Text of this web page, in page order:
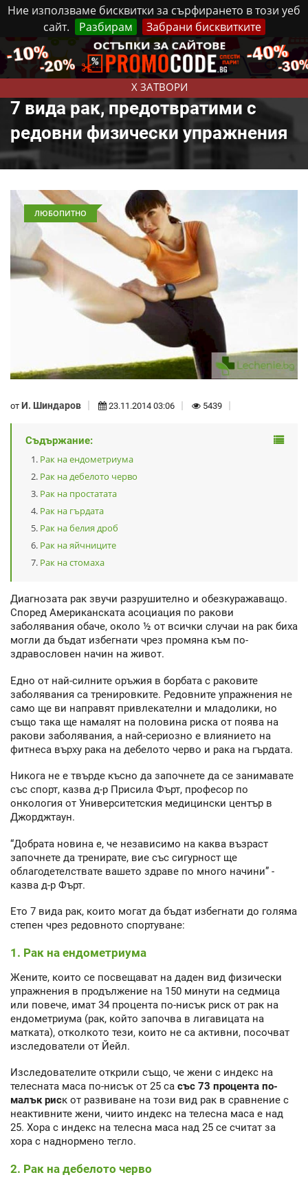
Ние използваме бисквитки за сърфирането в този уеб
сайт.
Разбирам Забрани бисквитките
X ЗАТВОРИ
Събота, 8 Август, 2026 Реклама Контакти
7 вида рак, предотвратими с
редовни физически упражнения
ЛЮБОПИТНО
от И. Шиндаров 23.11.2014 03:06 5439
Съдържание:
Рак на ендометриума
Рак на дебелото черво
Рак на простатата
Рак на гърдата
Рак на белия дроб
Рак на яйчниците
Рак на стомаха
Диагнозата рак звучи разрушително и обезкуражаващо.
Според Американската асоциация по ракови
заболявания обаче, около ½ от всички случаи на рак биха
могли да бъдат избегнати чрез промяна към по-
здравословен начин на живот.
Едно от най-силните оръжия в борбата с раковите
заболявания са тренировките. Редовните упражнения не
само ще ви направят привлекателни и младолики, но
също така ще намалят на половина риска от поява на
ракови заболявания, а най-сериозно е влиянието на
фитнеса върху рака на дебелото черво и рака на гърдата.
Никога не е твърде късно да започнете да се занимавате
със спорт, казва д-р Присила Фърт, професор по
онкология от Университетския медицински център в
Джорджтаун.
“Добрата новина е, че независимо на каква възраст
започнете да тренирате, вие със сигурност ще
облагодетелствате вашето здраве по много начини” -
казва д-р Фърт.
Ето 7 вида рак, които могат да бъдат избегнати до голяма
степен чрез редовното спортуване:
1. Рак на ендометриума
Жените, които се посвещават на даден вид физически
упражнения в продължение на 150 минути на седмица
или повече, имат 34 процента по-нисък риск от рак на
ендометриума (рак, който започва в лигавицата на
матката), отколкото тези, които не са активни, посочват
изследователи от Йейл.
Изследователите открили също, че жени с индекс на
телесната маса по-нисък от 25 са със 73 процента по-
малък риск от развиване на този вид рак в сравнение с
неактивните жени, чиито индекс на телесна маса е над
25. Хора с индекс на телесна маса над 25 се считат за
хора с наднормено тегло.
2. Рак на дебелото черво